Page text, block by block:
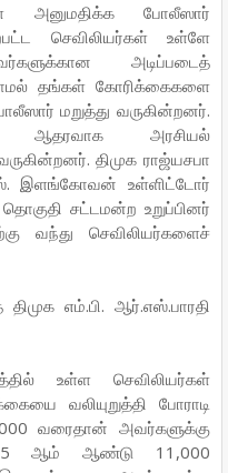
அனுமதிக்க போலீஸார்
செவிலியர்கள் உள்ளே
அடிப்படைத்
தங்கள் கோரிக்கைகளை
மறுத்து வருகின்றனர்.
ஆதரவாக அரசியல்
திமுக ராஜ்யசபா
இளங்கோவன் உள்ளிட்டோர்
சட்டமன்ற உறுப்பினர்
வந்து செவிலியர்களைச்
எம்.பி. ஆர்.எஸ்.பாரதி
உள்ள செவிலியர்கள்
வலியுறுத்தி போராடி
வரைதான் அவர்களுக்கு
ஆம் ஆண்டு 11,000